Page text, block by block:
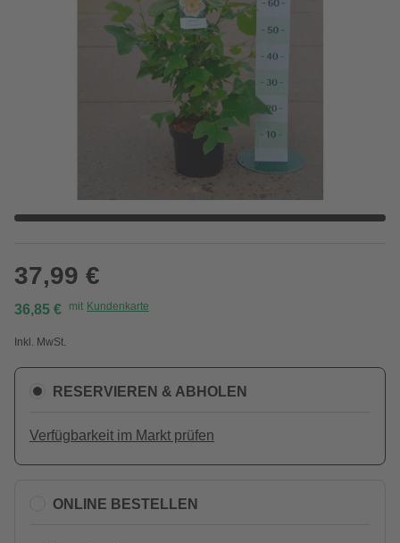
37,99 €
36,85 € mit Kundenkarte
Inkl. MwSt.
RESERVIEREN & ABHOLEN
Verfügbarkeit im Markt prüfen
ONLINE BESTELLEN